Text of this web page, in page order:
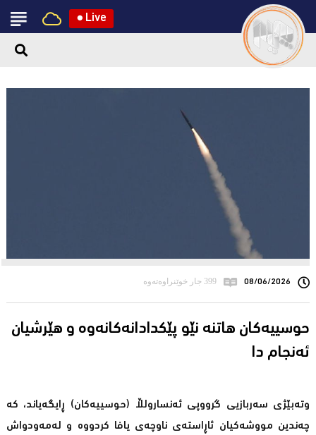
● Live
08/06/2026 399 جار خوێنراوەتەوە
حوسییەکان هاتنە نێو پێکدادانەکانەوە و هێرشیان
ئەنجام دا
وتەبێژی سەربازیی گرووپی ئەنسارولڵا (حوسییەکان) ڕایگەیاند، کە
چەندین مووشەکیان ئاڕاستەی ناوچەی یافا کردووە و لەمەودواش